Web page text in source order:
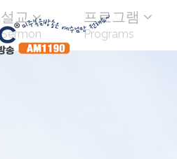
설교
Sermon
프로그램
Programs